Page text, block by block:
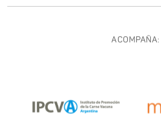
ACOMPAÑA: